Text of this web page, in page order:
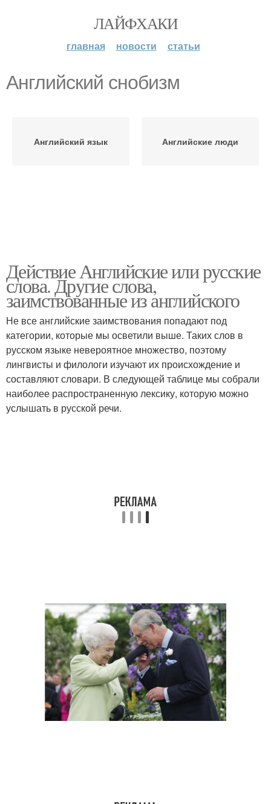
ЛАЙФХАКИ
главная новости статьи
Английский снобизм
Английский язык Английские люди
Действие Английские или русские
слова. Другие слова,
заимствованные из английского
Не все английские заимствования попадают под
категории, которые мы осветили выше. Таких слов в
русском языке невероятное множество, поэтому
лингвисты и филологи изучают их происхождение и
составляют словари. В следующей таблице мы собрали
наиболее распространенную лексику, которую можно
услышать в русской речи.